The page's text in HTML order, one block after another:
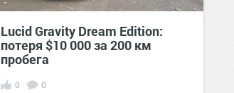
Lucid Gravity Dream Edition:
потеря $10 000 за 200 км
пробега
0 0